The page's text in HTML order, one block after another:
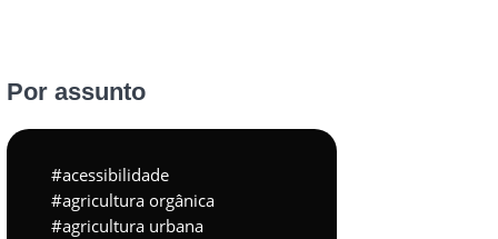
Por assunto
acessibilidade
agricultura orgânica
agricultura urbana